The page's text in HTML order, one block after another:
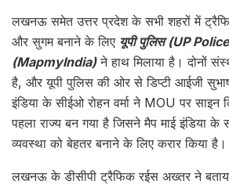
लखनऊ समेत उत्तर प्रदेश के सभी शहरों में
और सुगम बनाने के लिए यूपी पुलिस (UP
(MapmyIndia)ने हाथ मिलाया है। दोनों
है, और यूपी पुलिस की ओर से डिप्टी आईजी
इंडिया के सीईओ रोहन वर्मा ने MOU पर साइन
पहला राज्य बन गया है जिसने मैप माई इंडिया के
व्यवस्था को बेहतर बनाने के लिए करार किया है।
लखनऊ के डीसीपी ट्रैफिक रईस अख्तर ने